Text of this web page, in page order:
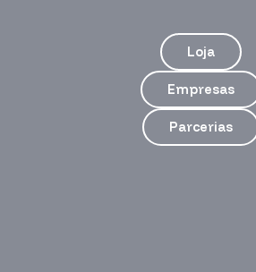
Loja
Empresas
Parcerias